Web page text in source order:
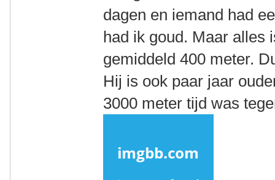
dagen en iemand had
had ik goud. Maar alles
gemiddeld 400 meter.
Hij is ook paar jaar
3000 meter tijd was